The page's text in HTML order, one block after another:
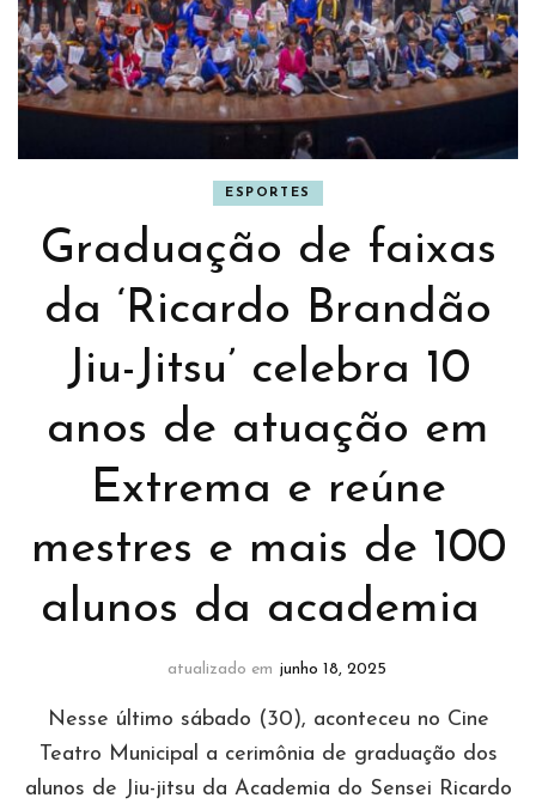
ESPORTES
Graduação de faixas
da ‘Ricardo Brandão
Jiu-Jitsu’ celebra 10
anos de atuação em
Extrema e reúne
mestres e mais de 100
alunos da academia
atualizado em junho 18, 2025
Nesse último sábado (30), aconteceu no Cine
Teatro Municipal a cerimônia de graduação dos
alunos de Jiu-jitsu da Academia do Sensei Ricardo